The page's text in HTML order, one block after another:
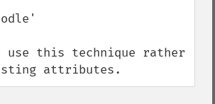
this technique rather
attributes.